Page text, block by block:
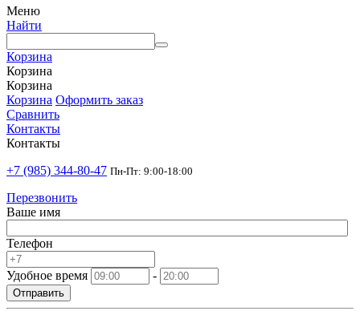
Меню
Найти
Корзина
Корзина
Корзина
Корзина Оформить заказ
Сравнить
Контакты
Контакты
+7 (985) 344-80-47 Пн-Пт: 9:00-18:00
Перезвонить
Ваше имя
Телефон
Удобное время -
Отправить